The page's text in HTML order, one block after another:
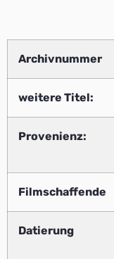
Archivnummer
weitere Titel:
Provenienz:
Filmschaffende
Datierung